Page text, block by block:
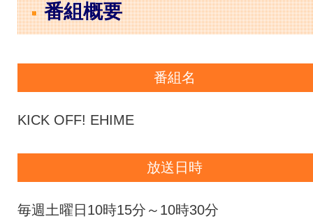
番組概要
番組名
KICK OFF! EHIME
放送日時
毎週土曜日10時15分～10時30分